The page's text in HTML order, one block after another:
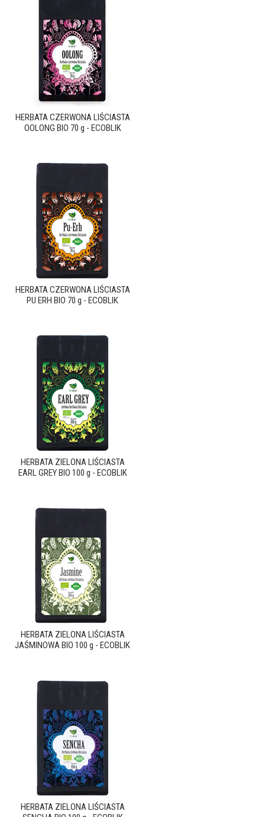
HERBATA CZERWONA LIŚCIASTA
OOLONG BIO 70 g - ECOBLIK
HERBATA CZERWONA LIŚCIASTA
PU ERH BIO 70 g - ECOBLIK
HERBATA ZIELONA LIŚCIASTA
EARL GREY BIO 100 g - ECOBLIK
HERBATA ZIELONA LIŚCIASTA
JAŚMINOWA BIO 100 g - ECOBLIK
HERBATA ZIELONA LIŚCIASTA